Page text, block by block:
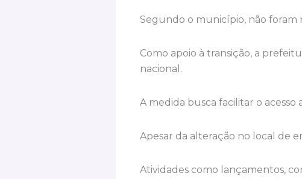
Segundo o município, não foram
Como apoio à transição, a
nacional.
A medida busca facilitar o
Apesar da alteração no local de
Atividades como lançamentos,